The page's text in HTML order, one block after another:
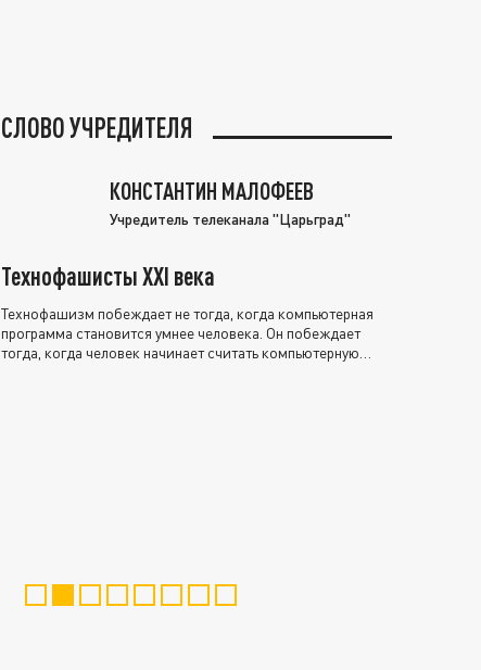
СЛОВО УЧРЕДИТЕЛЯ
КОНСТАНТИН МАЛОФЕЕВ
Учредитель телеканала "Царьград"
Технофашисты XXI века
Технофашизм побеждает не тогда, когда компьютерная
программа становится умнее человека. Он побеждает
тогда, когда человек начинает считать компьютерную